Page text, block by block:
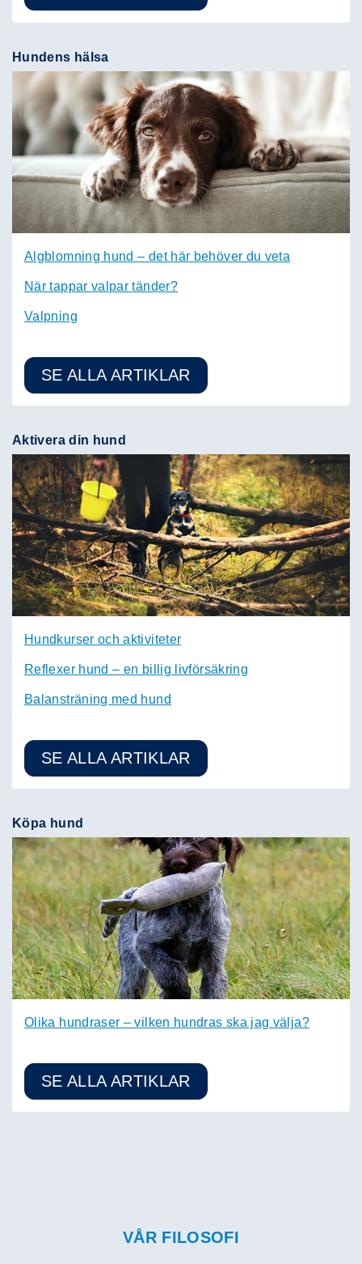
Hundens hälsa
Algblomning hund – det här behöver du veta
När tappar valpar tänder?
Valpning
SE ALLA ARTIKLAR
Aktivera din hund
Hundkurser och aktiviteter
Reflexer hund – en billig livförsäkring
Balansträning med hund
SE ALLA ARTIKLAR
Köpa hund
Olika hundraser – vilken hundras ska jag välja?
SE ALLA ARTIKLAR
VÅR FILOSOFI